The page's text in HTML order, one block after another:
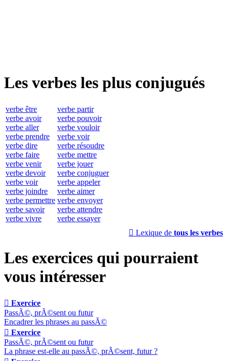
Les verbes les plus conjugués
verbe être
verbe avoir
verbe aller
verbe prendre
verbe dire
verbe faire
verbe venir
verbe devoir
verbe voir
verbe joindre
verbe permettre
verbe savoir
verbe vivre
verbe partir
verbe pouvoir
verbe vouloir
verbe voir
verbe résoudre
verbe mettre
verbe jouer
verbe conjuguer
verbe appeler
verbe aimer
verbe envoyer
verbe attendre
verbe essayer
 Lexique de tous les verbes
Les exercices qui pourraient
vous intéresser
 Exercice
PassÃ©, prÃ©sent ou futur
Encadrer les phrases au passÃ©
 Exercice
PassÃ©, prÃ©sent ou futur
La phrase est-elle au passÃ©, prÃ©sent, futur ?